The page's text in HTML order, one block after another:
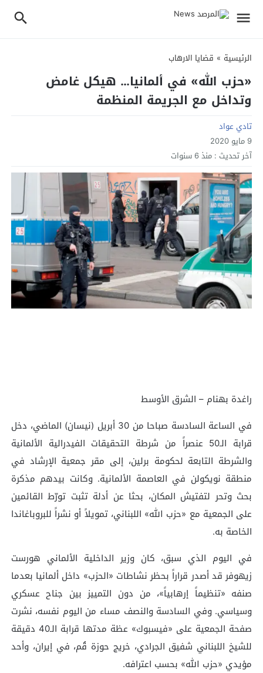
الرئيسية » قضايا الارهاب
«حزب الله» في ألمانيا… هيكل غامض
وتداخل مع الجريمة المنظمة
تادي عواد
9 مايو 2020
آخر تحديث : منذ 6 سنوات
راغدة بهنام – الشرق الأوسط
في الساعة السادسة صباحا من 30 أبريل (نيسان) الماضي، دخل
قرابة الـ50 عنصراً من شرطة التحقيقات الفيدرالية الألمانية
والشرطة التابعة لحكومة برلين، إلى مقر جمعية الإرشاد في
منطقة نويكولن في العاصمة الألمانية. وكانت بيدهم مذكرة
بحث وتحر لتفتيش المكان، بحثا عن أدلة تثبت تورّط القائمين
على الجمعية مع «حزب الله» اللبناني، تمويلاً أو نشراً للبروباغاندا
الخاصة به.
في اليوم الذي سبق، كان وزير الداخلية الألماني هورست
زيهوفر قد أصدر قراراً بحظر نشاطات «الحزب» داخل ألمانيا بعدما
صنفه «تنظيماً إرهابياً»، من دون التمييز بين جناح عسكري
وسياسي. وفي السادسة والنصف مساء من اليوم نفسه، نشرت
صفحة الجمعية على «فيسبوك» عظة مدتها قرابة الـ40 دقيقة
للشيخ اللبناني شفيق الجرادي، خريج حوزة قُم، في إيران، وأحد
مؤيدي «حزب الله» بحسب اعترافه.